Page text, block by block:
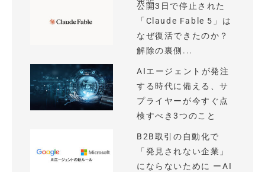
公開3日で停止された
「Claude Fable 5」は
なぜ復活できたのか？
解除の裏側...
AIエージェントが発注
する時代に備える、サ
プライヤーが今すぐ点
検すべき3つのこと
B2B取引の自動化で
「発見されない企業」
にならないために ーAI